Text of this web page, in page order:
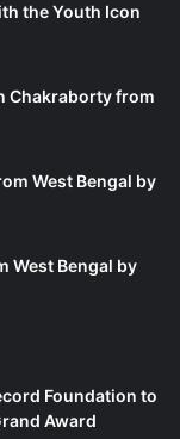
the Youth Icon
Chakraborty from
West Bengal by
West Bengal by
Foundation to
Award